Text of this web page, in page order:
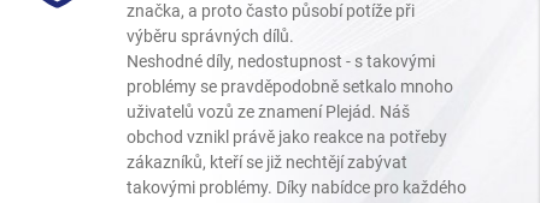
značka, a proto často působí potíže při
výběru správných dílů.
Neshodné díly, nedostupnost - s takovými
problémy se pravděpodobně setkalo mnoho
uživatelů vozů ze znamení Plejád. Náš
obchod vznikl právě jako reakce na potřeby
zákazníků, kteří se již nechtějí zabývat
takovými problémy. Díky nabídce pro každého